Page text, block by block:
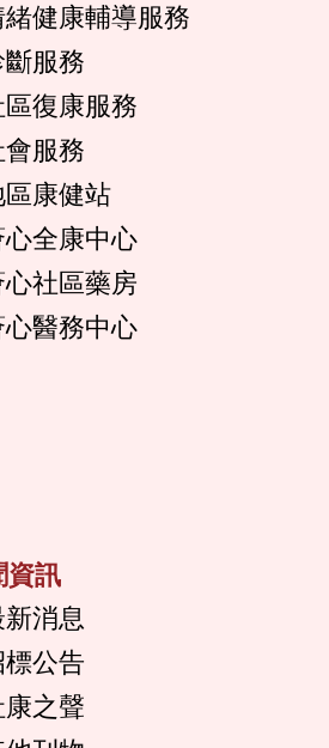
緒健康輔導服務
斷服務
區復康服務
會服務
區康健站
心全康中心
心社區藥房
心醫務中心
資訊
新消息
標公告
康之聲